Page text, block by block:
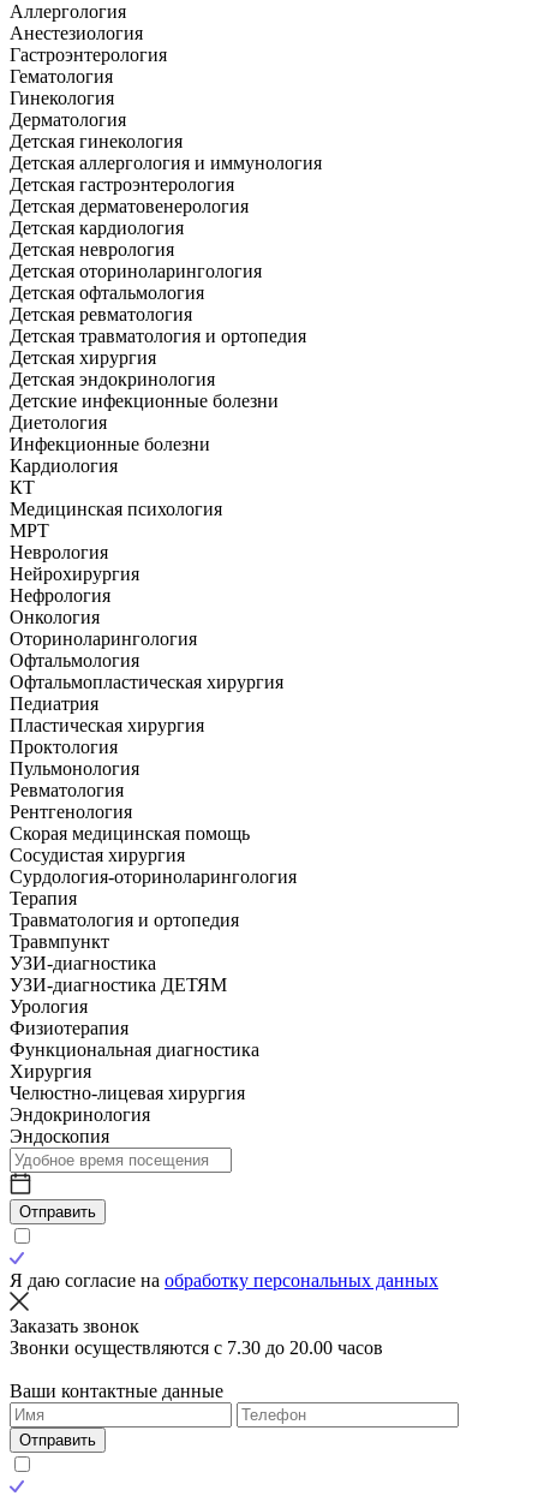
Аллергология
Анестезиология
Гастроэнтерология
Гематология
Гинекология
Дерматология
Детская гинекология
Детская аллергология и иммунология
Детская гастроэнтерология
Детская дерматовенерология
Детская кардиология
Детская неврология
Детская оториноларингология
Детская офтальмология
Детская ревматология
Детская травматология и ортопедия
Детская хирургия
Детская эндокринология
Детские инфекционные болезни
Диетология
Инфекционные болезни
Кардиология
КТ
Медицинская психология
МРТ
Неврология
Нейрохирургия
Нефрология
Онкология
Оториноларингология
Офтальмология
Офтальмопластическая хирургия
Педиатрия
Пластическая хирургия
Проктология
Пульмонология
Ревматология
Рентгенология
Скорая медицинская помощь
Сосудистая хирургия
Сурдология-оториноларингология
Терапия
Травматология и ортопедия
Травмпункт
УЗИ-диагностика
УЗИ-диагностика ДЕТЯМ
Урология
Физиотерапия
Функциональная диагностика
Хирургия
Челюстно-лицевая хирургия
Эндокринология
Эндоскопия
Отправить
Я даю согласие на обработку персональных данных
Заказать звонок
Звонки осуществляются с 7.30 до 20.00 часов
Ваши контактные данные
Отправить